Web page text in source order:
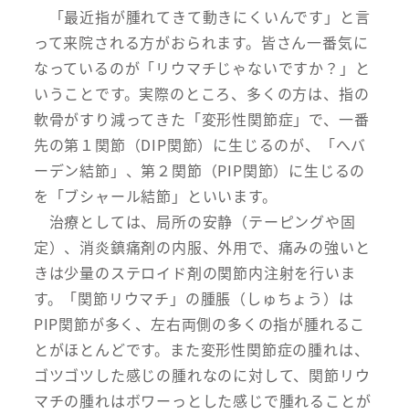
「最近指が腫れてきて動きにくいんです」と言
って来院される方がおられます。皆さん一番気に
なっているのが「リウマチじゃないですか？」と
いうことです。実際のところ、多くの方は、指の
軟骨がすり減ってきた「変形性関節症」で、一番
先の第１関節（DIP関節）に生じるのが、「へバ
ーデン結節」、第２関節（PIP関節）に生じるの
を「ブシャール結節」といいます。
治療としては、局所の安静（テーピングや固
定）、消炎鎮痛剤の内服、外用で、痛みの強いと
きは少量のステロイド剤の関節内注射を行いま
す。「関節リウマチ」の腫脹（しゅちょう）は
PIP関節が多く、左右両側の多くの指が腫れるこ
とがほとんどです。また変形性関節症の腫れは、
ゴツゴツした感じの腫れなのに対して、関節リウ
マチの腫れはボワーっとした感じで腫れることが